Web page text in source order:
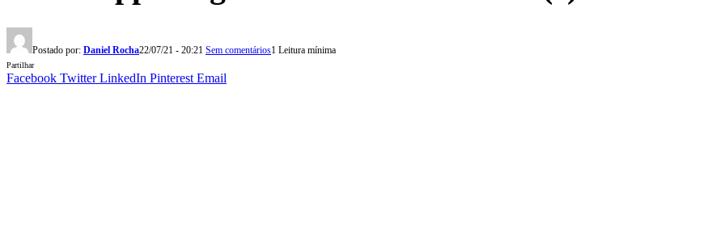
Postado por: Daniel Rocha22/07/21 - 20:21 Sem comentários1 Leitura mínima
Partilhar
Facebook Twitter LinkedIn Pinterest Email